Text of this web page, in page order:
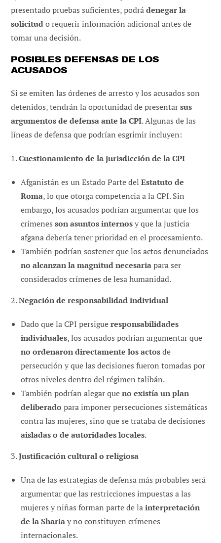
presentado pruebas suficientes, podrádenegar la
solicitudo requerir información adicional antes de
tomar una decisión.
POSIBLES DEFENSAS DE LOS
ACUSADOS
Si se emiten las órdenes de arresto y los acusados son
detenidos, tendrán la oportunidad de presentarsus
argumentos de defensa ante la CPI. Algunas de las
líneas de defensa que podrían esgrimir incluyen:
1.Cuestionamiento de la jurisdicción de la CPI
Afganistán es un Estado Parte delEstatuto de
Roma, lo que otorga competencia a la CPI. Sin
embargo, los acusados podrían argumentar que los
crímenesson asuntos internosy que la justicia
afgana debería tener prioridad en el procesamiento.
También podrían sostener que los actos denunciados
no alcanzan la magnitud necesariapara ser
considerados crímenes de lesa humanidad.
2.Negación de responsabilidad individual
Dado que la CPI persigueresponsabilidades
individuales, los acusados podrían argumentar que
no ordenaron directamente los actosde
persecución y que las decisiones fueron tomadas por
otros niveles dentro del régimen talibán.
También podrían alegar queno existía un plan
deliberado para imponer persecuciones sistemáticas
contra las mujeres, sino que se trataba de decisiones
aisladas o de autoridades locales.
3.Justificación cultural o religiosa
Una de las estrategias de defensa más probables será
argumentar que las restricciones impuestas a las
mujeres y niñas forman parte de lainterpretación
de la Shariay no constituyen crímenes
internacionales.